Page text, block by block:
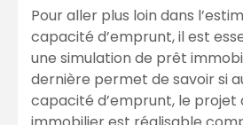
Pour aller plus loin dans
capacité d’emprunt, il est
une simulation de prêt
dernière permet de savoir si
capacité d’emprunt, le projet